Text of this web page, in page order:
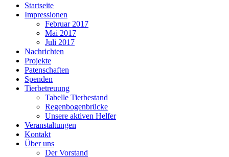
Startseite
Impressionen
Februar 2017
Mai 2017
Juli 2017
Nachrichten
Projekte
Patenschaften
Spenden
Tierbetreuung
Tabelle Tierbestand
Regenbogenbrücke
Unsere aktiven Helfer
Veranstaltungen
Kontakt
Über uns
Der Vorstand